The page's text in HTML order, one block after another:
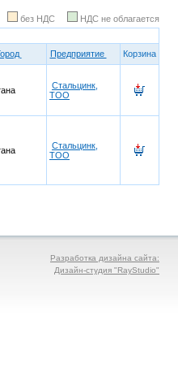
без НДС
НДС не облагается
Предприятие Корзина
Стальцинк,
ТОО
Стальцинк,
ТОО
Разработка дизайна сайта:
Дизайн-студия "RayStudio"